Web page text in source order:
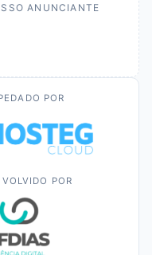
ANUNCIANTE
POR
POR